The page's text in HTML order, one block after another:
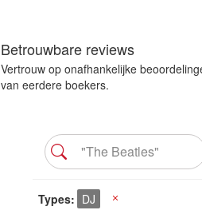
Betrouwbare reviews
Vertrouw op onafhankelijke
van eerdere boekers.
Types DJ